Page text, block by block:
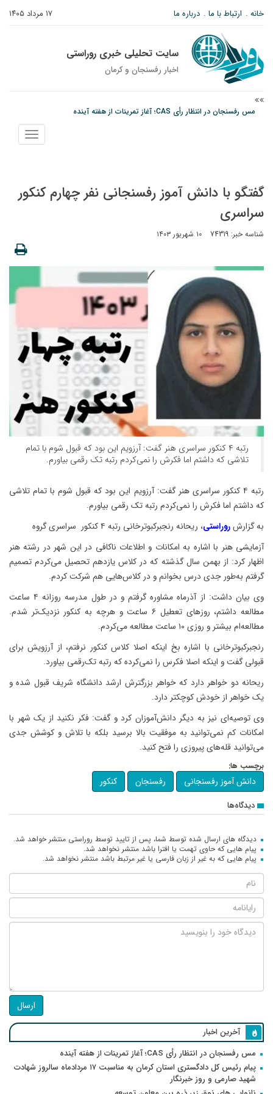
۱۷ مرداد ۱۴۰۵ خانه ارتباط با ما درباره ما
سایت تحلیلی خبری روراستی
اخبار رفسنجان و كرمان
مس رفسنجان در انتظار رأی CAS؛ آغاز تمرینات از هفته آینده
پیام رئیس کل دادگستری استان کرمان به مناسبت ۱۷ مردادماه سالروز شهادت شهید
نمایش
منو
گفتگو با دانش آموز رفسنجانی نفر چهارم کنکور
سراسری
شناسه خبر: 74319 ۱۰ شهریور ۱۴۰۳
رتبه ۴ کنکور سراسری هنر گفت: آرزویم این بود که قبول شوم با تمام
تلاشی که داشتم اما فکرش را نمی‌کردم رتبه تک رقمی بیاورم.
رتبه ۴ کنکور سراسری هنر گفت: آرزویم این بود که قبول شوم با تمام تلاشی
که داشتم اما فکرش را نمی‌کردم رتبه تک رقمی بیاورم.
به گزارشروراستی، ریحانه رنجبرکبوترخانی رتبه ۴ کنکور سراسری گروه
آزمایشی هنر با اشاره به امکانات و اطلاعات ناکافی در این شهر در رشته هنر
اظهار کرد: از بهمن سال گذشته که در کلاس یازدهم تحصیل می‌کردم تصمیم
گرفتم به‌طور جدی درس بخوانم و در کلاس‌هایی هم شرکت کردم.
وی بیان داشت: از آذرماه مشاوره گرفتم و در طول مدرسه روزانه ۴ ساعت
مطالعه داشتم، روزهای تعطیل ۶ ساعت و هرچه به کنکور نزدیک‌تر شدم.
مطالعه‌ام بیشتر و روزی ۱۰ ساعت مطالعه می‌کردم.
رنجبرکبوترخانی با اشاره بخ اینکه اصلا کلاس کنکور نرفتم، از آرزویش برای
قبولی گفت و اینکه اصلا فکرس را نمی‌کرده که رتبه تک‌رقمی بیاورد.
ریحانه دو خواهر دارد که خواهر بزرگترش ارشد دانشگاه شریف قبول شده و
یک خواهر از خودش کوچکتر دارد.
وی توصیه‌ای نیز به دیگر دانش‌آموزان کرد و گفت: فکر نکنید از یک شهر با
امکانات کم نمی‌توانید به موفقیت بالا برسید بلکه با تلاش و کوشش جدی
می‌توانید قله‌های پیروزی را فتح کنید.
برچسب ها:
دانش آموز رفسنجانی رفسنجان کنکور
دیدگاه‌ها
دیدگاه های ارسال شده توسط شما، پس از تایید توسط روراستی منتشر خواهد شد.
پیام هایی که حاوی تهمت یا افترا باشد منتشر نخواهد شد.
پیام هایی که به غیر از زبان فارسی یا غیر مرتبط باشد منتشر نخواهد شد.
ارسال
آخرین اخبار
مس رفسنجان در انتظار رأی CAS؛ آغاز تمرینات از هفته آینده
پیام رئیس کل دادگستری استان کرمان به مناسبت ۱۷ مردادماه سالروز شهادت
شهید صارمی و روز خبرنگار